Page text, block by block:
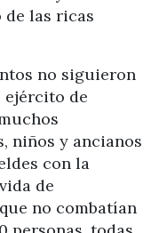
de las ricas
no siguieron
ejército de
niños y ancianos
con la
de
no combatían